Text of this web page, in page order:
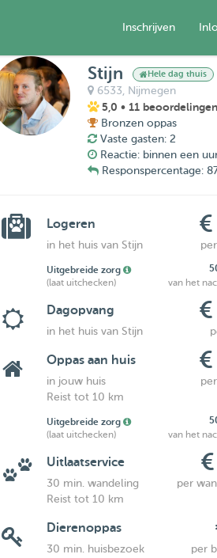
Inschrijven
Stijn Hele dag thuis
6533, Nijmegen
5,0 • 11 beoordelingen
Bronzen oppas
Vaste gasten: 2
Reactie: binnen een
Responspercentage:
Logeren
in het huis van Stijn
Uitgebreide zorg
(laat uitchecken)
van het
Dagopvang
in het huis van Stijn
Oppas aan huis
in jouw huis
Reist tot 10 km
Uitgebreide zorg
(laat uitchecken)
van het
Uitlaatservice
30 min. wandeling
per
Reist tot 10 km
Dierenoppas
30 min. huisbezoek
per